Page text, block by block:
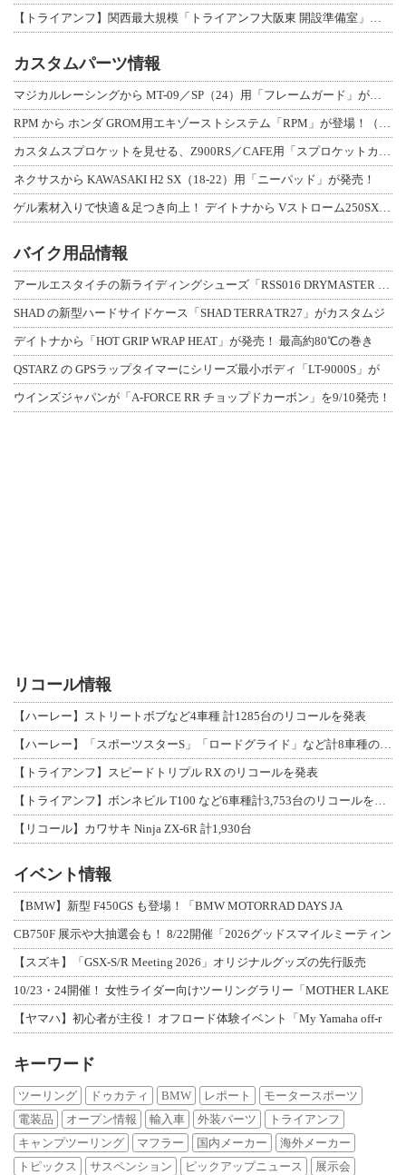
【トライアンフ】関西最大規模「トライアンフ大阪東 開設準備室」がオープン！ 限定
カスタムパーツ情報
マジカルレーシングから MT-09／SP（24）用「フレームガード」が登場！
RPM から ホンダ GROM用エキゾーストシステム「RPM」が登場！（動画あり
カスタムスプロケットを見せる、Z900RS／CAFE用「スプロケットカバーフルキ
ネクサスから KAWASAKI H2 SX（18-22）用「ニーパッド」が発売！
ゲル素材入りで快適＆足つき向上！ デイトナから Vストローム250SX用「快適ロ
バイク用品情報
アールエスタイチの新ライディングシューズ「RSS016 DRYMASTER スト
SHAD の新型ハードサイドケース「SHAD TERRA TR27」がカスタムジ
デイトナから「HOT GRIP WRAP HEAT」が発売！ 最高約80℃の巻き
QSTARZ の GPSラップタイマーにシリーズ最小ボディ「LT-9000S」が
ウインズジャパンが「A-FORCE RR チョップドカーボン」を9/10発売！
リコール情報
【ハーレー】ストリートボブなど4車種 計1285台のリコールを発表
【ハーレー】「スポーツスターS」「ロードグライド」など計8車種のリコールを発表
【トライアンフ】スピードトリプル RX のリコールを発表
【トライアンフ】ボンネビル T100 など6車種計3,753台のリコールを発表
【リコール】カワサキ Ninja ZX-6R 計1,930台
イベント情報
【BMW】新型 F450GS も登場！「BMW MOTORRAD DAYS JA
CB750F 展示や大抽選会も！ 8/22開催「2026グッドスマイルミーティン
【スズキ】「GSX-S/R Meeting 2026」オリジナルグッズの先行販売
10/23・24開催！ 女性ライダー向けツーリングラリー「MOTHER LAKE
【ヤマハ】初心者が主役！ オフロード体験イベント「My Yamaha off-r
キーワード
ツーリング ドゥカティ BMW レポート
モータースポーツ
電装品
オープン情報 輸入車 外装パーツ
トライアンフ
キャンプツーリング
マフラー 国内メーカー
海外メーカー
トピックス
サスペンション ピックアップニュース 展示会